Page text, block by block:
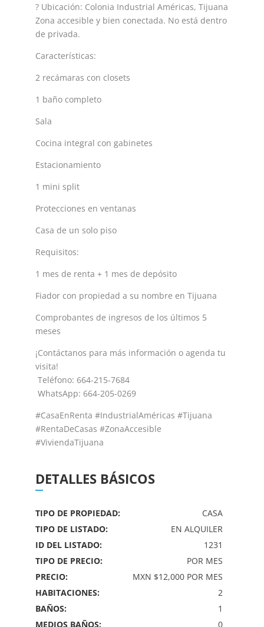
? Ubicación: Colonia Industrial Américas, Tijuana
Zona accesible y bien conectada. No está dentro
de privada.
Características:
2 recámaras con closets
1 baño completo
Sala
Cocina integral con gabinetes
Estacionamiento
1 mini split
Protecciones en ventanas
Casa de un solo piso
Requisitos:
1 mes de renta + 1 mes de depósito
Fiador con propiedad a su nombre en Tijuana
Comprobantes de ingresos de los últimos 5
meses
¡Contáctanos para más información o agenda tu
visita!
Teléfono: 664-215-7684
WhatsApp: 664-205-0269
#CasaEnRenta #IndustrialAméricas #Tijuana
#RentaDeCasas #ZonaAccesible
#ViviendaTijuana
DETALLES BÁSICOS
TIPO DE PROPIEDAD:
CASA
TIPO DE LISTADO:
EN ALQUILER
ID DEL LISTADO:
1231
TIPO DE PRECIO:
POR MES
PRECIO:
MXN $12,000 POR MES
HABITACIONES:
2
BAÑOS:
1
MEDIOS BAÑOS:
0